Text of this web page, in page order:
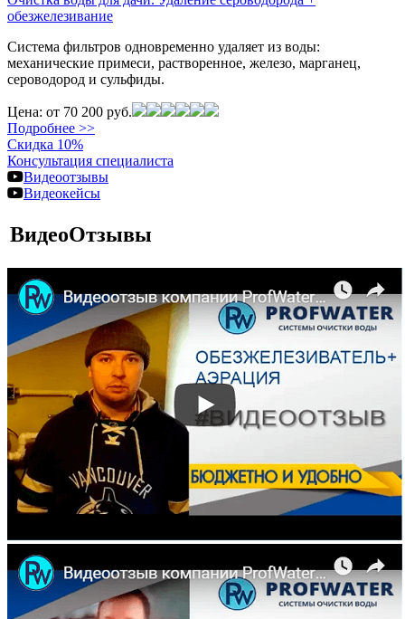
обезжелезивание
Система фильтров одновременно удаляет из воды:
механические примеси, растворенное, железо, марганец,
сероводород и сульфиды.
Цена: от 70 200 руб.
Подробнее >>
Скидка 10%
Консультация специалиста
Видеоотзывы
Видеокейсы
ВидеоОтзывы